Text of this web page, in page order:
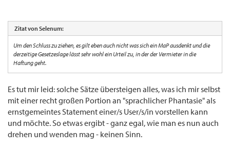
Zitat von Selenum:
Um den Schluss zu ziehen, es gilt eben auch nicht was sich ein MaP ausdenkt und die
derzeitige Gesetzeslage lässt sehr wohl ein Urteil zu, in der der Vermieter in die
Haftung geht.
Es tut mir leid: solche Sätze übersteigen alles, was ich mir selbst
mit einer recht großen Portion an "sprachlicher Phantasie" als
ernstgemeintes Statement einer/s User/s/in vorstellen kann
und möchte. So etwas ergibt - ganz egal, wie man es nun auch
drehen und wenden mag - keinen Sinn.